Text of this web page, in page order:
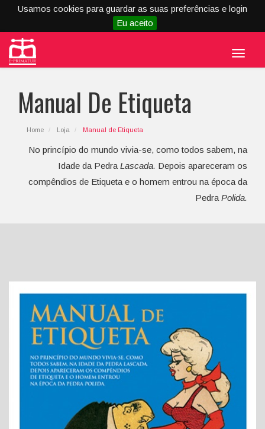
Usamos cookies para guardar as suas preferências e login
Eu aceito
Menu
Manual De Etiqueta
Home Loja Manual de Etiqueta
No princípio do mundo vivia-se, como todos sabem, na
Idade da Pedra Lascada. Depois apareceram os
compêndios de Etiqueta e o homem entrou na época da
Pedra Polida.